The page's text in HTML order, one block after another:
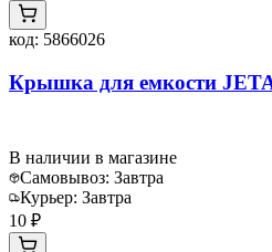
код: 5866026
Крышка для емкости
В наличии в магазине
Самовывоз: Завтра
Курьер: Завтра
10 ₽